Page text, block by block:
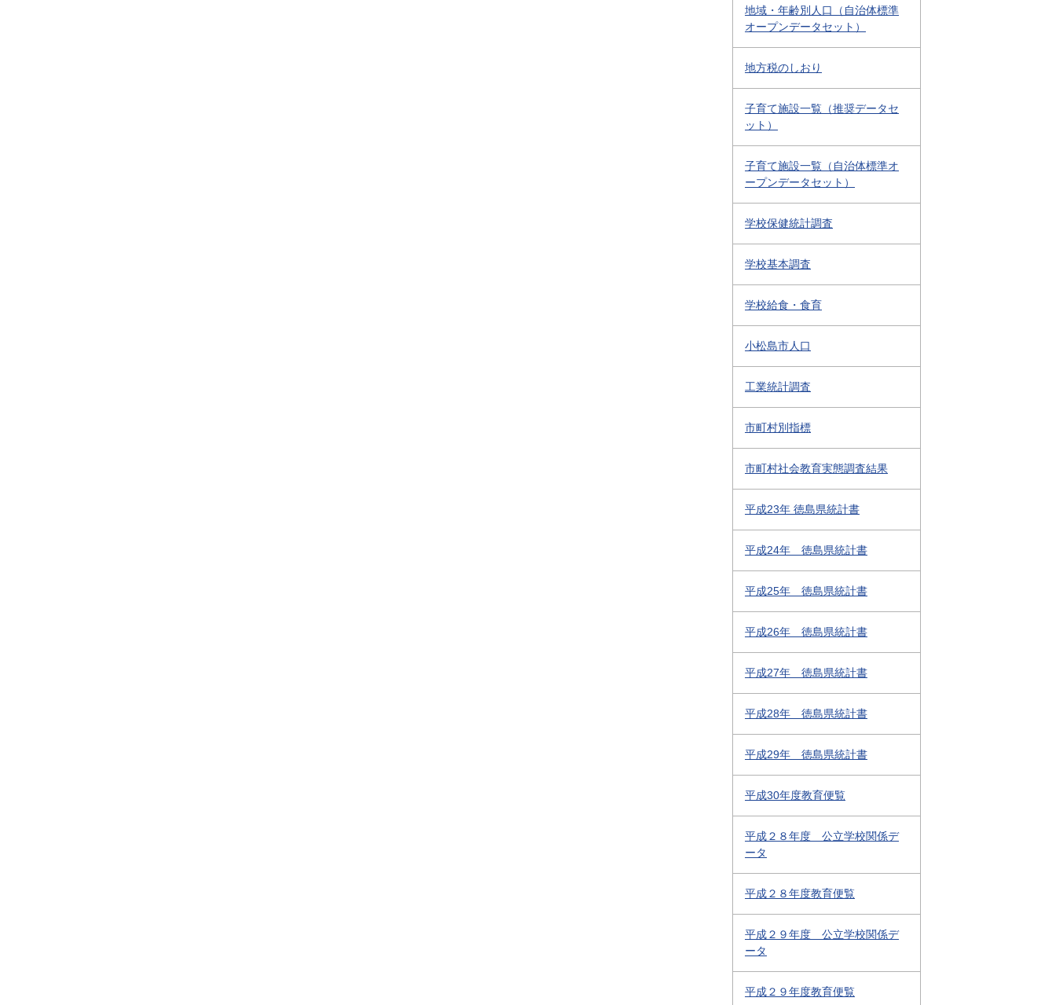
地域・年齢別人口（自治体標準
オープンデータセット）
地方税のしおり
子育て施設一覧（推奨データセ
ット）
子育て施設一覧（自治体標準オ
ープンデータセット）
学校保健統計調査
学校基本調査
学校給食・食育
小松島市人口
工業統計調査
市町村別指標
市町村社会教育実態調査結果
平成23年 徳島県統計書
平成24年 徳島県統計書
平成25年 徳島県統計書
平成26年 徳島県統計書
平成27年 徳島県統計書
平成28年 徳島県統計書
平成29年 徳島県統計書
平成30年度教育便覧
平成２８年度 公立学校関係デ
ータ
平成２８年度教育便覧
平成２９年度 公立学校関係デ
ータ
平成２９年度教育便覧